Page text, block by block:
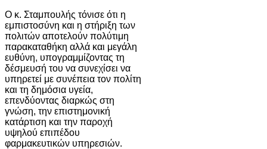
Ο κ. Σταμπουλής τόνισε ότι η
εμπιστοσύνη και η στήριξη των
πολιτών αποτελούν πολύτιμη
παρακαταθήκη αλλά και μεγάλη
ευθύνη, υπογραμμίζοντας τη
δέσμευσή του να συνεχίσει να
υπηρετεί με συνέπεια τον πολίτη
και τη δημόσια υγεία,
επενδύοντας διαρκώς στη
γνώση, την επιστημονική
κατάρτιση και την παροχή
υψηλού επιπέδου
φαρμακευτικών υπηρεσιών.